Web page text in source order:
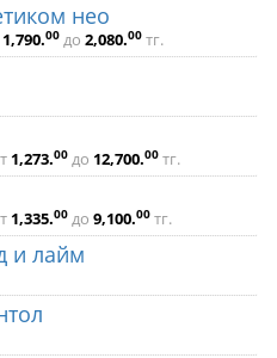
нео
1,790.00 до 2,080.00 тг.
1,273.00 до 12,700.00 тг.
1,335.00 до 9,100.00 тг.
и лайм